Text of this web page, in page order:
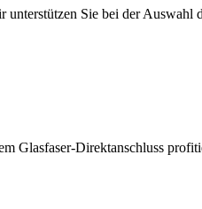
Sie bei der
Glasfaser-Direktanschluss